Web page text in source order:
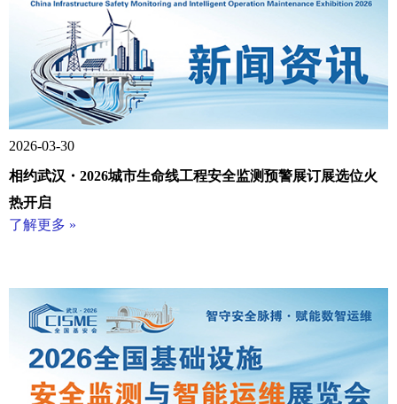
2026-03-30
相约武汉・2026城市生命线工程安全监测预警展订展选位火
热开启
了解更多 »